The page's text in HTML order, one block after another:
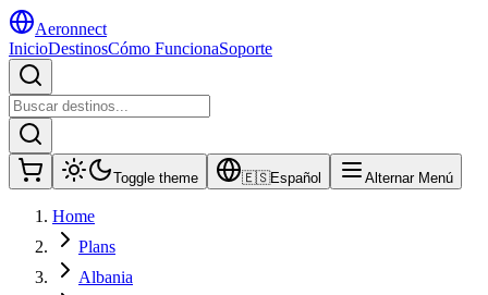
Aeronnect
InicioDestinosCómo FuncionaSoporte
Toggle theme 🇪🇸Español Alternar Menú
Home
Plans
Albania